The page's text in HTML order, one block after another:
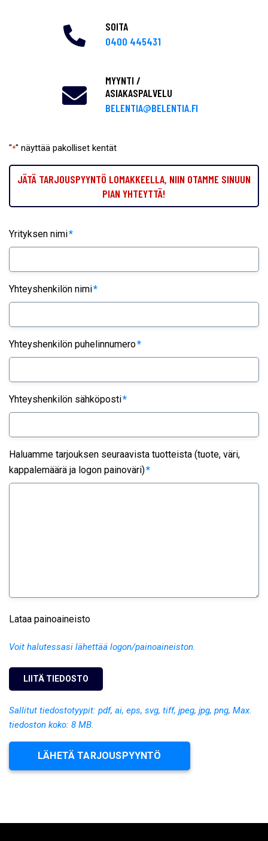
"*" näyttää pakolliset kentät
JÄTÄ TARJOUSPYYNTÖ LOMAKKEELLA, NIIN OTAMME SINUUN
PIAN YHTEYTTÄ!
Yrityksen nimi*
Yhteyshenkilön nimi*
Yhteyshenkilön puhelinnumero*
Yhteyshenkilön sähköposti*
Haluamme tarjouksen seuraavista tuotteista (tuote, väri,
kappalemäärä ja logon painoväri)*
Lataa painoaineisto
Voit halutessasi lähettää logon/painoaineiston.
Sallitut tiedostotyypit: pdf, ai, eps, svg, tiff, jpeg, jpg, png, Max.
tiedoston koko: 8 MB.
LÄHETÄ TARJOUSPYYNTÖ
SOITA
0400 445431
MYYNTI /
ASIAKASPALVELU
BELENTIA@BELENTIA.FI